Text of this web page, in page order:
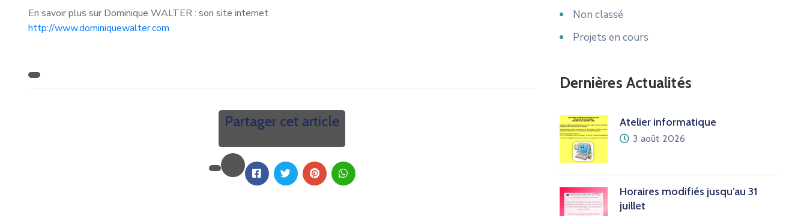
En savoir plus sur Dominique WALTER : son site internet
http://www.dominiquewalter.com
Partager cet article
Non classé
Projets en cours
Dernières Actualités
Atelier informatique
3 août 2026
Horaires modifiés jusqu’au 31
juillet